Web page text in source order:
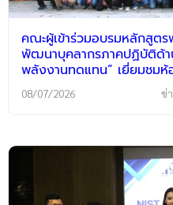
คณะผู้เข้าร่วมอบรมหลักสูต
พัฒนาบุคลากรภาคปฏิบัติด้าน
พลังงานทดแทน” เยี่ยมชม
08/07/2026 ข่